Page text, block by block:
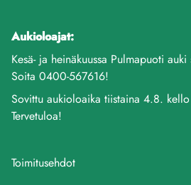
Aukioloajat:
Kesä- ja heinäkuussa Pulmapuoti
Soita 0400-567616!
Sovittu aukioloaika tiistaina 4.8.
Tervetuloa!
Toimitusehdot